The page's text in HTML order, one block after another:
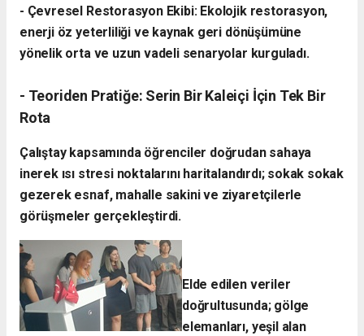
- ​Çevresel Restorasyon Ekibi: Ekolojik restorasyon,
enerji öz yeterliliği ve kaynak geri dönüşümüne
yönelik orta ve uzun vadeli senaryolar kurguladı.
- ​Teoriden Pratiğe: Serin Bir Kaleiçi İçin Tek Bir
Rota
​Çalıştay kapsamında öğrenciler doğrudan sahaya
inerek ısı stresi noktalarını haritalandırdı; sokak sokak
gezerek esnaf, mahalle sakini ve ziyaretçilerle
görüşmeler gerçekleştirdi.
Elde edilen veriler
doğrultusunda; gölge
elemanları, yeşil alan